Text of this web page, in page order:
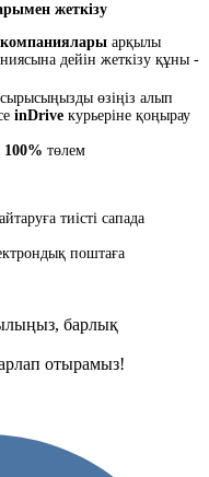
жеткізу
компаниялары арқылы
дейін жеткізу құны -
өзіңіз алып
inDrive курьеріне қоңырау
100% төлем
тиісті сапада
поштаға
барлық
отырамыз!